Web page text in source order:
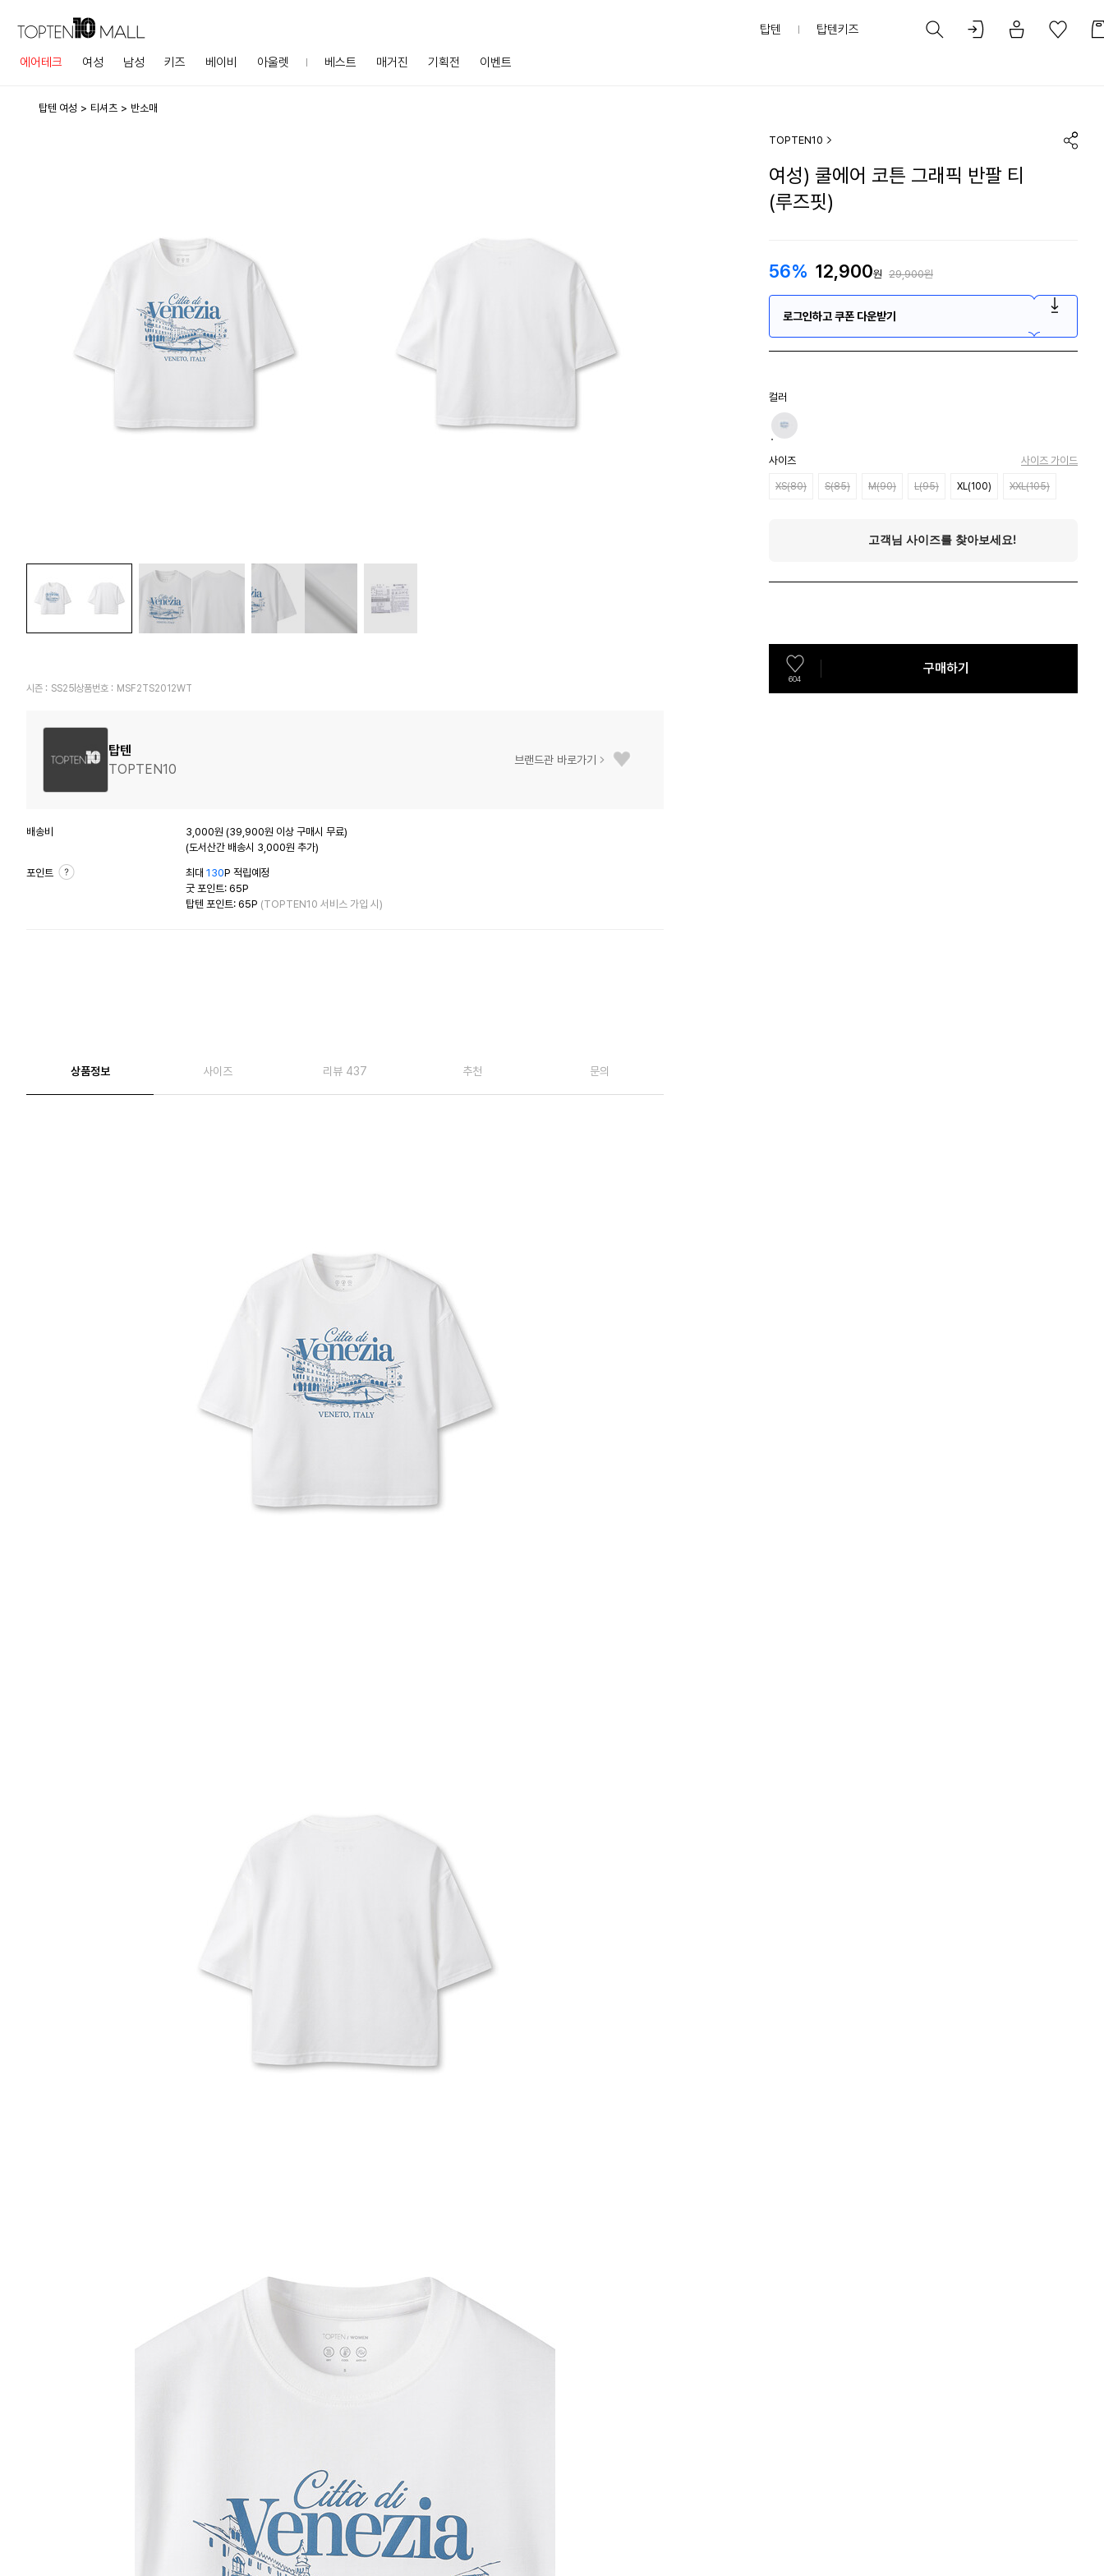
에어테크 여성 남성 키즈 베이비 아울렛 베스트 매거진 기획전 이벤트
탑텐 탑텐키즈
탑텐 여성 티셔츠 반소매
시즌 : SS25 상품번호 : MSF2TS2012WT
탑텐
TOPTEN10
브랜드관 바로가기
배송비
3,000원 (39,900원 이상 구매시 무료)
(도서산간 배송시 3,000원 추가)
포인트 최대 130P 적립예정
굿 포인트: 65P
탑텐 포인트: 65P (TOPTEN10 서비스 가입 시)
상품정보 사이즈 리뷰 437 추천 문의
TOPTEN10
여성) 쿨에어 코튼 그래픽 반팔 티
(루즈핏)
56% 12,900원 29,900원
로그인하고 쿠폰 다운받기
컬러
사이즈 사이즈 가이드
XS(80) S(85) M(90) L(95) XL(100) XXL(105)
604
구매하기